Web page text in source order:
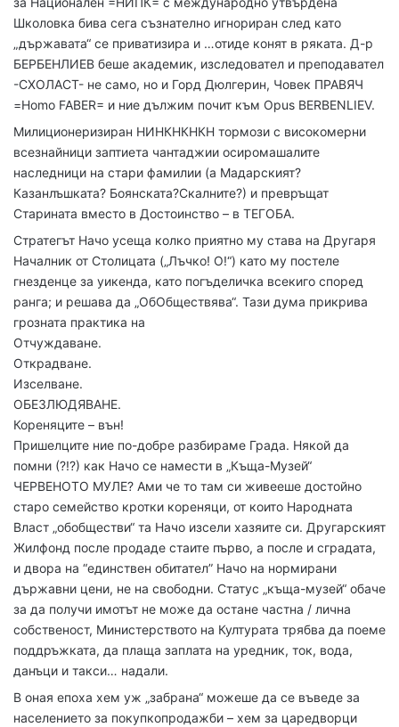
Школовка бива сега съзнателно игнориран след като
„държавата“ се приватизира и …отиде конят в ряката. Д-р
БЕРБЕНЛИЕВ беше академик, изследовател и преподавател
-СХОЛАСТ- не само, но и Горд Дюлгерин, Човек ПРАВЯЧ
=Homo FABER= и ние дължим почит към Opus BERBENLIEV.
Милиционеризиран НИНКНКНКН тормози с високомерни
всезнайници заптиета чантаджии осиромашалите
наследници на стари фамилии (а Мадарският?
Казанлъшката? Боянската?Скалните?) и превръщат
Старината вместо в Достоинство – в ТЕГОБА.
Стратегът Начо усеща колко приятно му става на Другаря
Началник от Столицата („Лъчко! О!“) като му постеле
гнезденце за уикенда, като погъделичка всекиго според
ранга; и решава да „ОбОбществява“. Тази дума прикрива
грозната практика на
Отчуждаване.
Открадване.
Изселване.
ОБЕЗЛЮДЯВАНЕ.
Кореняците – вън!
Пришелците ние по-добре разбираме Града. Някой да
помни (?!?) как Начо се намести в „Къща-Музей“
ЧЕРВЕНОТО МУЛЕ? Ами че то там си живееше достойно
старо семейство кротки кореняци, от които Народната
Власт „обобществи“ та Начо изсели хазяите си. Другарският
Жилфонд после продаде стаите първо, а после и сградата,
и двора на “единствен обитател” Начо на нормирани
държавни цени, не на свободни. Статус „къща-музей“ обаче
за да получи имотът не може да остане частна / лична
собственост, Министерството на Културата трябва да поеме
поддръжката, да плаща заплата на уредник, ток, вода,
данъци и такси… надали.
В оная епоха хем уж „забрана“ можеше да се въведе за
населението за покупкопродажби – хем за царедворци